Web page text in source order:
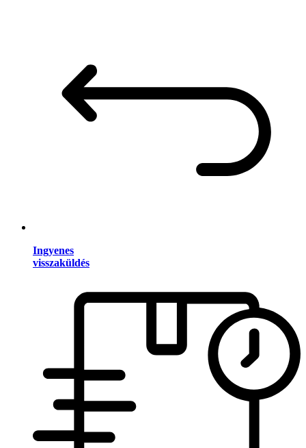
Ingyenes
visszaküldés